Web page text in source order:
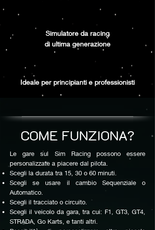
Simulatore da racing
di ultima generazione
Ideale per principianti e professionisti
COME FUNZIONA?
Le gare sul Sim Racing possono essere
personalizzate a piacere dal pilota.
Scegli la durata tra 15, 30 o 60 minuti.
Scegli se usare il cambio Sequenziale o
Automatico.
Scegli il tracciato o circuito.
Scegli il veicolo da gara, tra cui: F1, GT3, GT4,
STRADA, Go Karts, e tanti altri.